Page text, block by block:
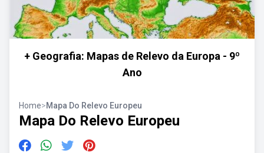
+ Geografia: Mapas de Relevo da Europa - 9º
Ano
Home>Mapa Do Relevo Europeu
Mapa Do Relevo Europeu